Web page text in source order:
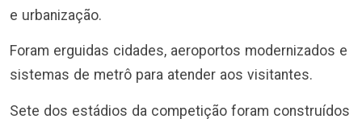
e urbanização.
Foram erguidas cidades, aeroportos modernizados e
sistemas de metrô para atender aos visitantes.
Sete dos estádios da competição foram construídos